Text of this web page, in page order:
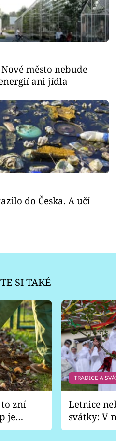
město nebude
ani jídla
do Česka. A učí
SI TAKÉ
to zní
je
TRADICE A
Letnice
svátky: V
pondělí